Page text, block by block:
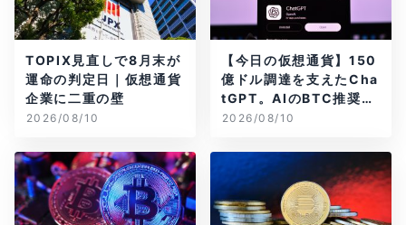
TOPIX見直しで8月末が
運命の判定日｜仮想通貨
企業に二重の壁
2026/08/10
【今日の仮想通貨】150
億ドル調達を支えたCha
tGPT。AIのBTC推奨は
聞き方次第？
2026/08/10